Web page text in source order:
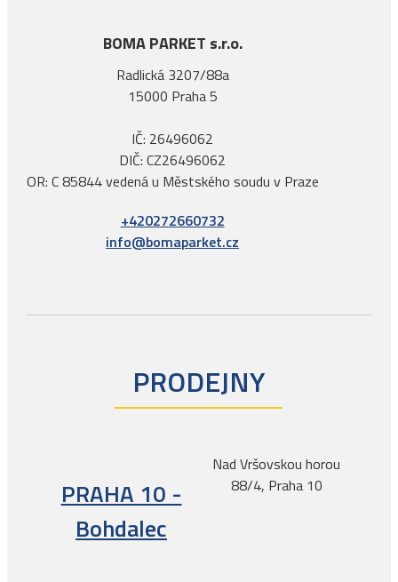
BOMA PARKET s.r.o.
Radlická 3207/88a
15000 Praha 5
IČ: 26496062
DIČ: CZ26496062
OR: C 85844 vedená u Městského soudu v Praze
+420272660732
info@bomaparket.cz
PRODEJNY
PRAHA 10 -
Bohdalec
Nad Vršovskou horou
88/4, Praha 10